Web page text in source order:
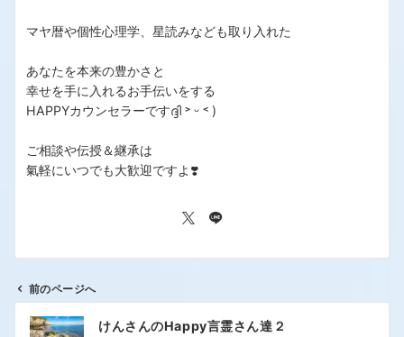
マヤ暦や個性心理学、星読みなども取り入れた
あなたを本来の豊かさと
幸せを手に入れるお手伝いをする
HAPPYカウンセラーですദ്ദി ˃ ᵕ ˂ )
ご相談や伝授＆継承は
氣軽にいつでも大歓迎ですよ❣️
前のページへ
けんさんのHappy言霊さん達２